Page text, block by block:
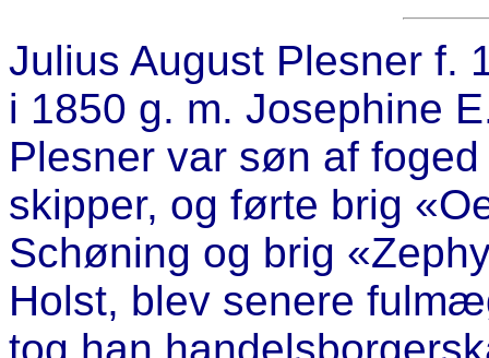
Julius August Plesner f.
i 1850 g. m. Josephine
Plesner var søn af
skipper, og førte brig
Schøning og brig
Holst, blev senere
tog han